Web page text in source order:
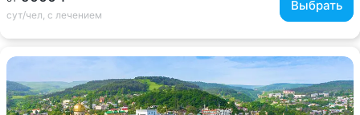
сут/чел, с лечением
Выбрать